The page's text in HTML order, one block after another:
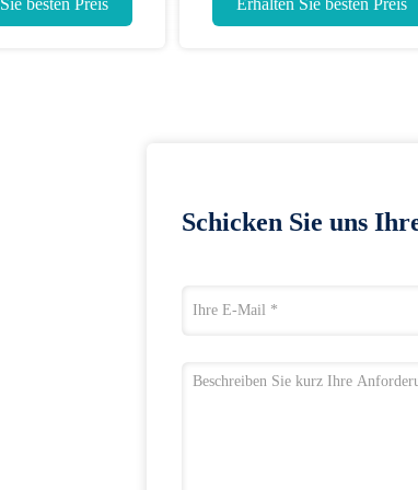
Preis
Erhalten Sie besten Preis
Schicken Sie uns